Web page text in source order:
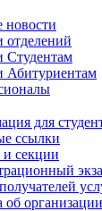
новости
отделений
Студентам
Абитуриентам
для
ссылки
секции
об